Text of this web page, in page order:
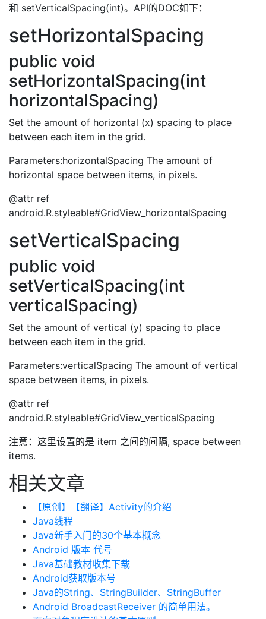
和 setVerticalSpacing(int)。API的DOC如下：
setHorizontalSpacing
public void
setHorizontalSpacing(int
horizontalSpacing)
Set the amount of horizontal (x) spacing to place
between each item in the grid.
Parameters:horizontalSpacing The amount of
horizontal space between items, in pixels.
@attr ref
android.R.styleable#GridView_horizontalSpacing
setVerticalSpacing
public void
setVerticalSpacing(int
verticalSpacing)
Set the amount of vertical (y) spacing to place
between each item in the grid.
Parameters:verticalSpacing The amount of vertical
space between items, in pixels.
@attr ref
android.R.styleable#GridView_verticalSpacing
注意：这里设置的是 item 之间的间隔, space between
items.
相关文章
【原创】【翻译】Activity的介绍
Java线程
Java新手入门的30个基本概念
Android 版本 代号
Java基础教材收集下载
Android获取版本号
Java的String、StringBuilder、StringBuffer
Android BroadcastReceiver 的简单用法。